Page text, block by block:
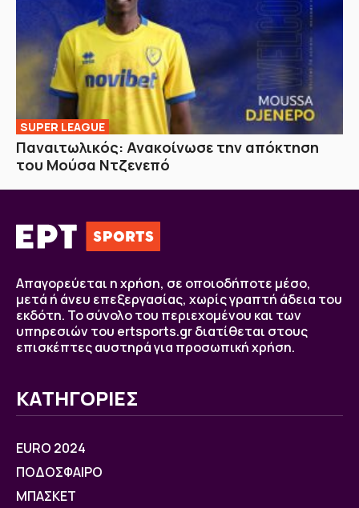
SUPER LEAGUE
Παναιτωλικός: Ανακοίνωσε την απόκτηση
του Μούσα Ντζενεπό
Απαγορεύεται η χρήση, σε οποιοδήποτε μέσο,
μετά ή άνευ επεξεργασίας, χωρίς γραπτή άδεια του
εκδότη. Το σύνολο του περιεχομένου και των
υπηρεσιών του ertsports.gr διατίθεται στους
επισκέπτες αυστηρά για προσωπική χρήση.
ΚΑΤΗΓΟΡΙΕΣ
EURO 2024
ΠΟΔΟΣΦΑΙΡΟ
ΜΠΑΣΚΕΤ